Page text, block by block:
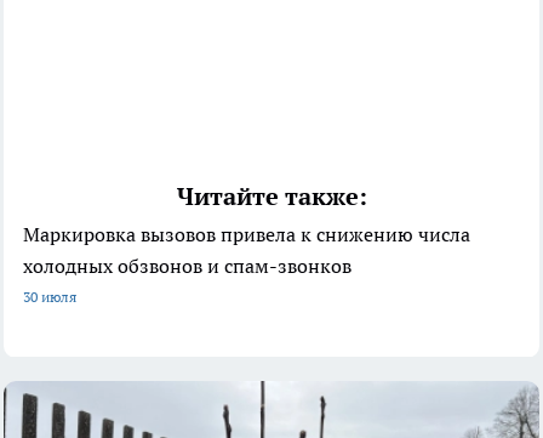
Читайте также:
Маркировка вызовов привела к снижению числа
холодных обзвонов и спам-звонков
30 июля